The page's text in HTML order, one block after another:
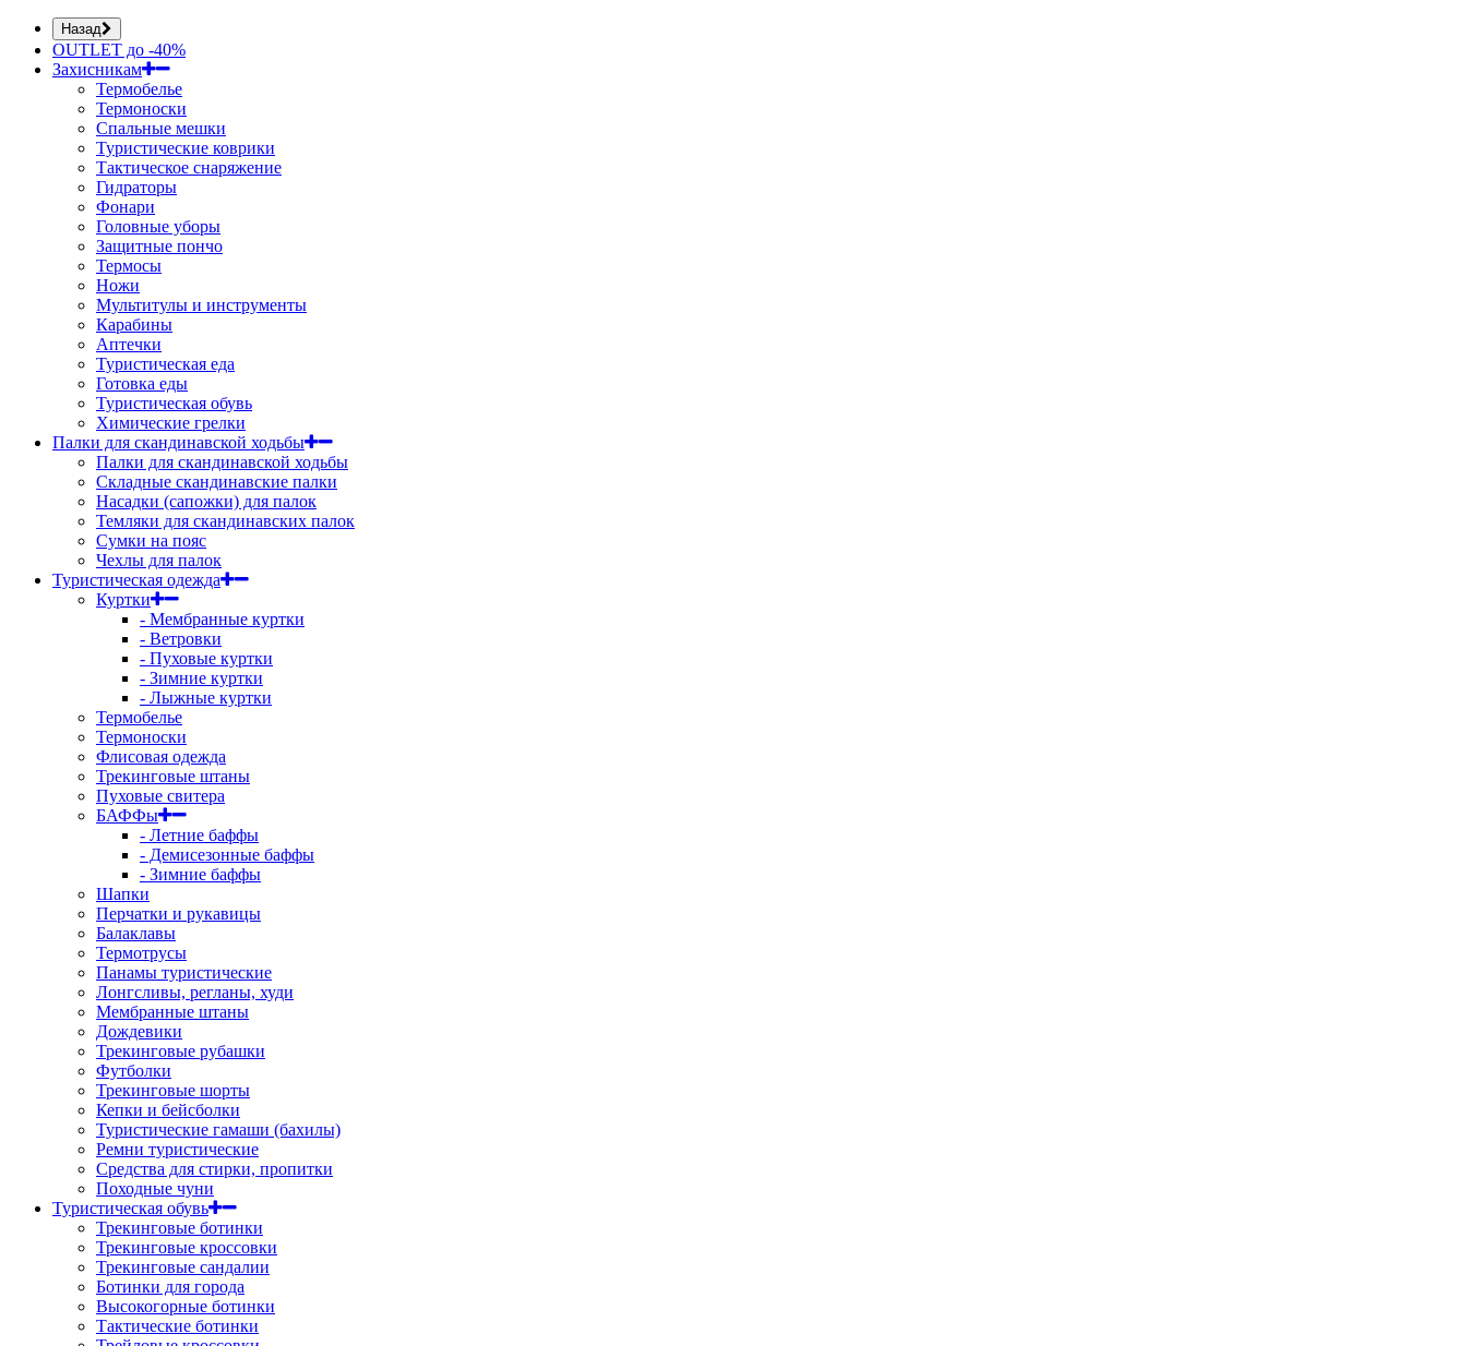
Назад
OUTLET до -40%
Захисникам
Термобелье
Термоноски
Спальные мешки
Туристические коврики
Тактическое снаряжение
Гидраторы
Фонари
Головные уборы
Защитные пончо
Термосы
Ножи
Мультитулы и инструменты
Карабины
Аптечки
Туристическая еда
Готовка еды
Туристическая обувь
Химические грелки
Палки для скандинавской ходьбы
Палки для скандинавской ходьбы
Складные скандинавские палки
Насадки (сапожки) для палок
Темляки для скандинавских палок
Сумки на пояс
Чехлы для палок
Туристическая одежда
Куртки
- Мембранные куртки
- Ветровки
- Пуховые куртки
- Зимние куртки
- Лыжные куртки
Термобелье
Термоноски
Флисовая одежда
Трекинговые штаны
Пуховые свитера
БАФФы
- Летние баффы
- Демисезонные баффы
- Зимние баффы
Шапки
Перчатки и рукавицы
Балаклавы
Термотрусы
Панамы туристические
Лонгсливы, регланы, худи
Мембранные штаны
Дождевики
Трекинговые рубашки
Футболки
Трекинговые шорты
Кепки и бейсболки
Туристические гамаши (бахилы)
Ремни туристические
Средства для стирки, пропитки
Походные чуни
Туристическая обувь
Трекинговые ботинки
Трекинговые кроссовки
Трекинговые сандалии
Ботинки для города
Высокогорные ботинки
Тактические ботинки